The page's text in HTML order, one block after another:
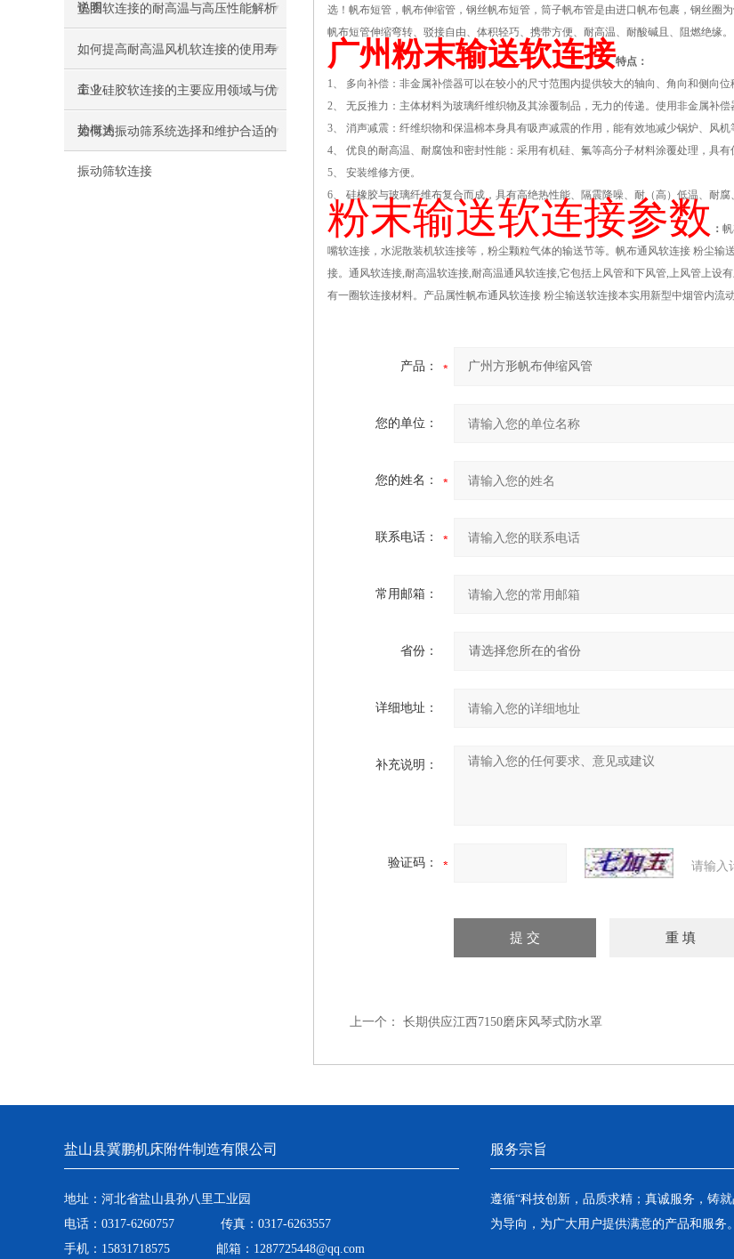
说明
垫圈软连接的耐高温与高压性能解析
如何提高耐高温风机软连接的使用寿
命？
工业硅胶软连接的主要应用领域与优
势概述
如何为振动筛系统选择和维护合适的
振动筛软连接
选！帆布短管，帆布伸缩管，钢丝帆布短管，筒子帆布管是由进口帆布包裹，钢丝圈
帆布短管伸缩弯转、驳接自由、体积轻巧、携带方便、耐高温、耐酸碱且、阻燃绝缘。
广州粉末输送软连接特点：
1、 多向补偿：非金属补偿器可以在较小的尺寸范围内提供较大的轴向、角向和侧向位
2、 无反推力：主体材料为玻璃纤维织物及其涂覆制品，无力的传递。使用非金属补
3、 消声减震：纤维织物和保温棉本身具有吸声减震的作用，能有效地减少锅炉、风机
4、 优良的耐高温、耐腐蚀和密封性能：采用有机硅、氟等高分子材料涂覆处理，具有
5、 安装维修方便。
6、 硅橡胶与玻璃纤维布复合而成，具有高绝热性能、隔震降噪、耐（高）低温、耐
粉末输送软连接参数 ：
嘴软连接，水泥散装机软连接等，粉尘颗粒气体的输送节等。帆布通风软连接 粉尘
接。通风软连接,耐高温软连接,耐高温通风软连接,它包括上风管和下风管,上风管上设
有一圈软连接材料。产品属性帆布通风软连接 粉尘输送软连接本实用新型中烟管内流
产品：
您的单位：
您的姓名：
联系电话：
常用邮箱：
省份：
详细地址：
补充说明：
验证码： 请输入
上一个： 长期供应江西7150磨床风琴式防水罩
盐山县冀鹏机床附件制造有限公司
地址：河北省盐山县孙八里工业园
电话：0317-6260757 传真：0317-6263557
手机：15831718575 邮箱：1287725448@qq.com
服务宗旨
遵循“科技创新，品质求精；真诚服务，铸
为导向，为广大用户提供满意的产品和服务。